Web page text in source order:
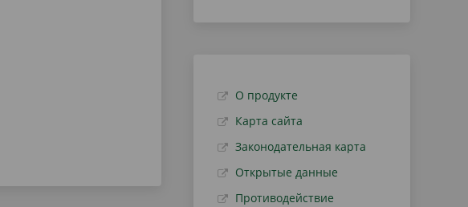
О продукте
Карта сайта
Законодательная карта
Открытые данные
Противодействие